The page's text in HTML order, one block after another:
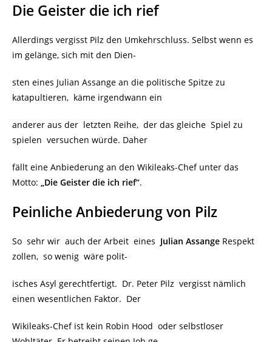
Die Geister die ich rief
Allerdings vergisst Pilz den Umkehrschluss. Selbst wenn es
im gelänge, sich mit den Dien-
sten eines Julian Assange an die politische Spitze zu
katapultieren, käme irgendwann ein
anderer aus der letzten Reihe, der das gleiche Spiel zu
spielen versuchen würde. Daher
fällt eine Anbiederung an den Wikileaks-Chef unter das
Motto: „Die Geister die ich rief“.
Peinliche Anbiederung von Pilz
So sehr wir auch der Arbeit eines Julian Assange Respekt
zollen, so wenig wäre polit-
isches Asyl gerechtfertigt. Dr. Peter Pilz vergisst nämlich
einen wesentlichen Faktor. Der
Wikileaks-Chef ist kein Robin Hood oder selbstloser